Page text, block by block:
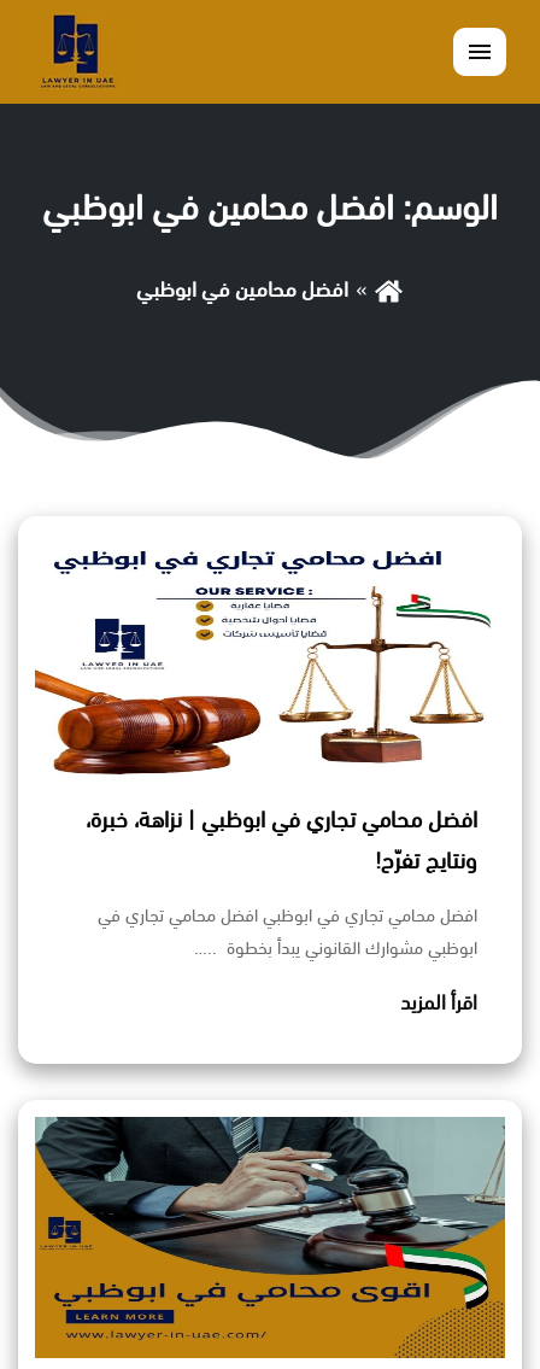
القائمة
الوسم: افضل محامين في ابوظبي
افضل محامين في ابوظبي
افضل محامي تجاري في ابوظبي | نزاهة، خبرة،
ونتايج تفرّح!
افضل محامي تجاري في ابوظبي افضل محامي تجاري في
ابوظبي مشوارك القانوني يبدأ بخطوة ..…
اقرأ المزيد